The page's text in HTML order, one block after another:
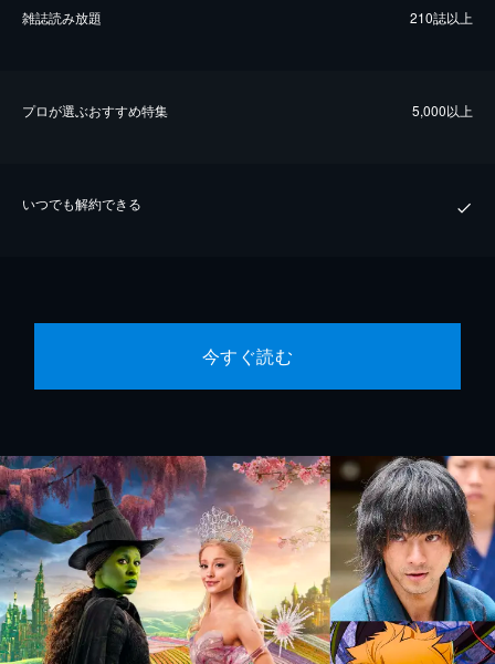
雑誌読み放題 210誌以上
プロが選ぶおすすめ特集 5,000以上
いつでも解約できる
今すぐ読む